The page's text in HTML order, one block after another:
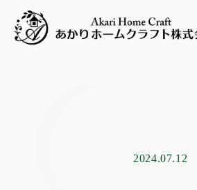
2024.07.12